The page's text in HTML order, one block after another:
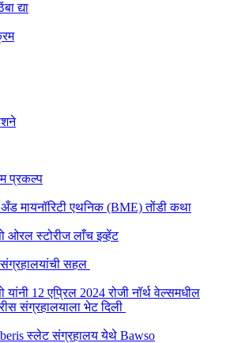
द्या
प्रकल्प
मायनॉरिटी एथनिक (BME) तोंडी कथा
ओरल स्टोरीज लाँच इव्हेंट
सहल
यांनी 12 एप्रिल 2024 रोजी नॉर्थ वेल्समधील
संग्रहालयाला भेट दिली
स्लेट संग्रहालय येथे Bawso